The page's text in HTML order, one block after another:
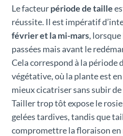
Le facteurpériode de taille
réussite. Il est impératif
février et la mi-mars,
passées mais avant le
Cela correspond à la période
végétative, où la plante est
mieux cicatriser sans subir
Tailler trop tôt expose le
gelées tardives, tandis que
compromettre la floraison